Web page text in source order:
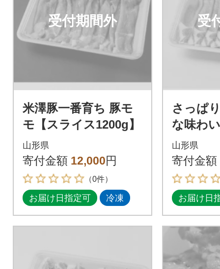
受付期間外
米澤豚一番育ち 豚モ
モ【スライス1200g】
山形県
寄付金額 12,000円
（0件）
お届け日指定可 冷凍
受
さっぱ
な味わ
豚一番
スしゃ
0g×2パ
山形県
寄付金額
お届け日